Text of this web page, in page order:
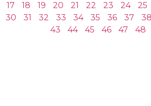
17
18 19 20 21 22 23 24 25
30
31 32 33 34 35 36 37 38
43
44 45 46 47 48